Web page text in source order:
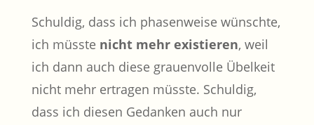
Schuldig, dass ich phasenweise wünschte,
ich müsste nicht mehr existieren, weil
ich dann auch diese grauenvolle Übelkeit
nicht mehr ertragen müsste. Schuldig,
dass ich diesen Gedanken auch nur